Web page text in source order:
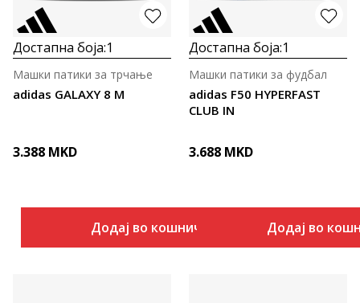
Достапна боја:1
adidas GALAXY 8 M
Машки патики за трчање
3.388 MKD
Додај во кошничка
Достапна боја:1
adidas F50 HYPERFAST
CLUB IN
Машки патики за фудбал
3.688 MKD
Додај во